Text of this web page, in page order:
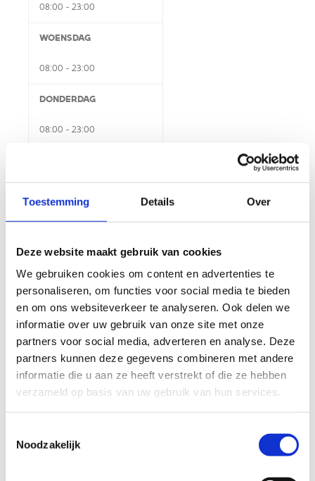
Toestemming Details Over
Deze website maakt gebruik van cookies
We gebruiken cookies om content en advertenties te
personaliseren, om functies voor social media te bieden
en om ons websiteverkeer te analyseren. Ook delen we
informatie over uw gebruik van onze site met onze
partners voor social media, adverteren en analyse. Deze
partners kunnen deze gegevens combineren met andere
informatie die u aan ze heeft verstrekt of die ze hebben
verzameld op basis van uw gebruik van hun services.
Noodzakelijk
08:00 - 23:00
WOENSDAG
08:00 - 23:00
DONDERDAG
08:00 - 23:00
ZATERDAG
08:00 - 18:00
ZONDAG
08:00 - 13:00